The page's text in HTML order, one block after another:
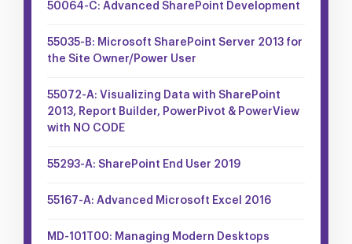
50064-C: Advanced SharePoint Development
55035-B: Microsoft SharePoint Server 2013 for
the Site Owner/Power User
55072-A: Visualizing Data with SharePoint
2013, Report Builder, PowerPivot & PowerView
with NO CODE
55293-A: SharePoint End User 2019
55167-A: Advanced Microsoft Excel 2016
MD-101T00: Managing Modern Desktops